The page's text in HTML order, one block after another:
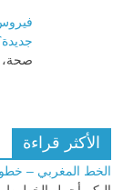
صحة،
الأكثر قراءة
الخط المغربي –